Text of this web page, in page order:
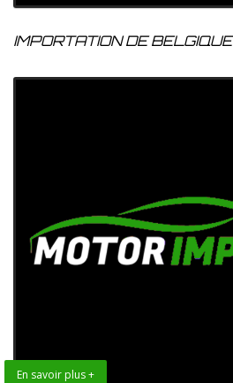
IMPORTATION DE BELGIQUE
En savoir plus +